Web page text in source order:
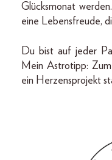
Glücksmonat
eine Lebensfreude,
Du bist auf jeder
Mein Astrotipp:
ein Herzensprojekt